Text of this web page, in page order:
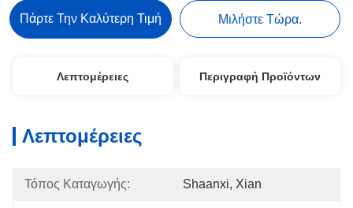
Πάρτε Την Καλύτερη Τιμή Μιλήστε Τώρα.
Λεπτομέρειες Περιγραφή Προϊόντων
Λεπτομέρειες
Τόπος Καταγωγής: Shaanxi, Xian